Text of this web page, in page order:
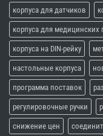
корпуса для датчиков
корпуса для медицинских
корпуса на DIN-рейку
настольные корпуса
программа поставок
регулировочные ручки
снижение цен